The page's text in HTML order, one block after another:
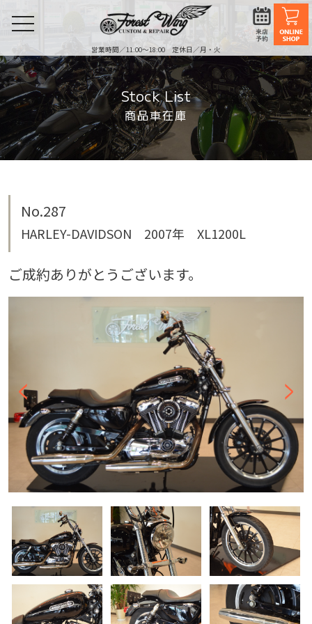
営業時間／11:00〜18:00 定休日／月・火
toggle
navigation
Stock List
商品車在庫
No.287
HARLEY-DAVIDSON 2007年 XL1200L
ご成約ありがとうございます。